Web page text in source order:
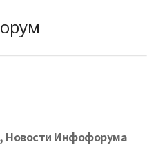
, Новости Инфофорума